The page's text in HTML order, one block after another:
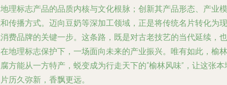
理标志产品的品质内核与文化根脉；创新其产品形态、产业模
传播方式。迈向豆奶等深加工领域，正是将传统名片转化为现
费品牌的关键一步。这条路，既是对古老技艺的当代延续，也
地理标志保护下，一场面向未来的产业振兴。唯有如此，榆林
方能从一方特产，蜕变成为行走天下的“榆林风味”，让这张本
历久弥新，香飘更远。